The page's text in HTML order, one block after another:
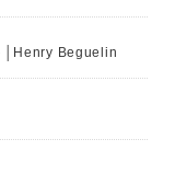
│Henry Beguelin